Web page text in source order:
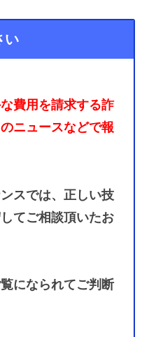
い
費用を請求する詐
ニュースなどで報
スでは、正しい技
てご相談頂いたお
になられてご判断